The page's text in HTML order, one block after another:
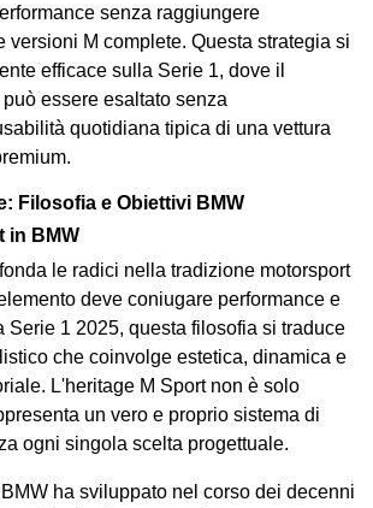
senza raggiungere
versioni M complete. Questa strategia si
efficace sulla Serie 1, dove il
essere esaltato senza
quotidiana tipica di una vettura
Filosofia e Obiettivi BMW
in BMW
le radici nella tradizione motorsport
deve coniugare performance e
Serie 1 2025, questa filosofia si traduce
che coinvolge estetica, dinamica e
L'heritage M Sport non è solo
un vero e proprio sistema di
ogni singola scelta progettuale.
ha sviluppato nel corso dei decenni